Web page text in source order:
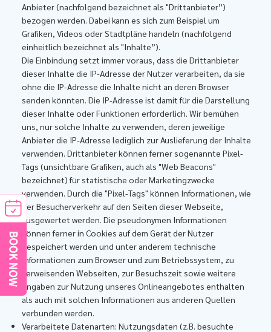
Anbieter (nachfolgend bezeichnet als "Drittanbieter”)
bezogen werden. Dabei kann es sich zum Beispiel um
Grafiken, Videos oder Stadtpläne handeln (nachfolgend
einheitlich bezeichnet als "Inhalte”).
​Die Einbindung setzt immer voraus, dass die Drittanbieter
dieser Inhalte die IP-Adresse der Nutzer verarbeiten, da sie
ohne die IP-Adresse die Inhalte nicht an deren Browser
senden könnten. Die IP-Adresse ist damit für die Darstellung
dieser Inhalte oder Funktionen erforderlich. Wir bemühen
uns, nur solche Inhalte zu verwenden, deren jeweilige
Anbieter die IP-Adresse lediglich zur Auslieferung der Inhalte
verwenden. Drittanbieter können ferner sogenannte Pixel-
Tags (unsichtbare Grafiken, auch als "Web Beacons"
bezeichnet) für statistische oder Marketingzwecke
verwenden. Durch die "Pixel-Tags" können Informationen, wie
der Besucherverkehr auf den Seiten dieser Webseite,
ausgewertet werden. Die pseudonymen Informationen
können ferner in Cookies auf dem Gerät der Nutzer
gespeichert werden und unter anderem technische
Informationen zum Browser und zum Betriebssystem, zu
verweisenden Webseiten, zur Besuchszeit sowie weitere
Angaben zur Nutzung unseres Onlineangebotes enthalten
als auch mit solchen Informationen aus anderen Quellen
verbunden werden.
Verarbeitete Datenarten: Nutzungsdaten (z.B. besuchte